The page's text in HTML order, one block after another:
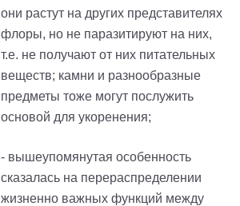
они растут на других представителях
флоры, но не паразитируют на них,
т.е. не получают от них питательных
веществ; камни и разнообразные
предметы тоже могут послужить
основой для укоренения;
- вышеупомянутая особенность
сказалась на перераспределении
жизненно важных функций между